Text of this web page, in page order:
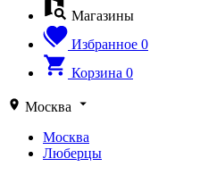
Магазины
Избранное 0
Корзина 0
Москва
Москва
Люберцы